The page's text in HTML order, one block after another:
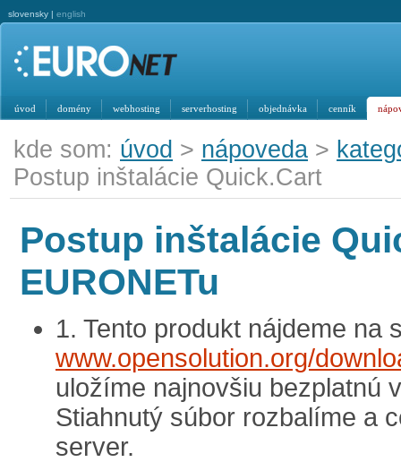
slovensky | english
úvod domény webhosting serverhosting objednávka cenník
kde som: úvod > nápoveda >
Postup inštalácie Quick.Cart
Postup inštalácie
EURONETu
1. Tento produkt nájdeme na
www.opensolution.org/
uložíme najnovšiu bezplatnú
Stiahnutý súbor rozbalíme a
server.